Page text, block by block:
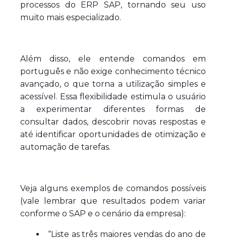
processos do ERP SAP, tornando seu uso
muito mais especializado.
Além disso, ele entende comandos em
português e não exige conhecimento técnico
avançado, o que torna a utilização simples e
acessível. Essa flexibilidade estimula o usuário
a experimentar diferentes formas de
consultar dados, descobrir novas respostas e
até identificar oportunidades de otimização e
automação de tarefas.
Veja alguns exemplos de comandos possíveis
(vale lembrar que resultados podem variar
conforme o SAP e o cenário da empresa):
“Liste as três maiores vendas do ano de